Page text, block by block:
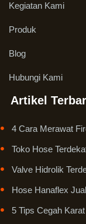
Kegiatan Kami
Produk
Blog
Hubungi Kami
Artikel
4 Cara Merawat
Toko Hose
Valve Hidrolik
Hose Hanaflex
5 Tips Cegah